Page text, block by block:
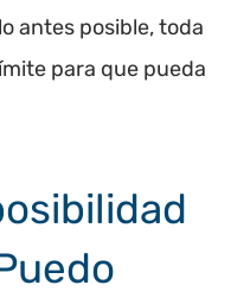
antes posible, toda
para que pueda